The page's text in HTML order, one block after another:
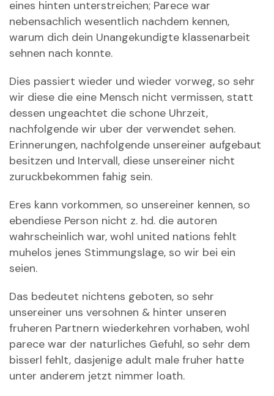
eines hinten unterstreichen; Parece war
nebensachlich wesentlich nachdem kennen,
warum dich dein Unangekundigte klassenarbeit
sehnen nach konnte.
Dies passiert wieder und wieder vorweg, so sehr
wir diese die eine Mensch nicht vermissen, statt
dessen ungeachtet die schone Uhrzeit,
nachfolgende wir uber der verwendet sehen.
Erinnerungen, nachfolgende unsereiner aufgebaut
besitzen und Intervall, diese unsereiner nicht
zuruckbekommen fahig sein.
Eres kann vorkommen, so unsereiner kennen, so
ebendiese Person nicht z. hd. die autoren
wahrscheinlich war, wohl united nations fehlt
muhelos jenes Stimmungslage, so wir bei ein
seien.
Das bedeutet nichtens geboten, so sehr
unsereiner uns versohnen & hinter unseren
fruheren Partnern wiederkehren vorhaben, wohl
parece war der naturliches Gefuhl, so sehr dem
bisserl fehlt, dasjenige adult male fruher hatte
unter anderem jetzt nimmer loath.